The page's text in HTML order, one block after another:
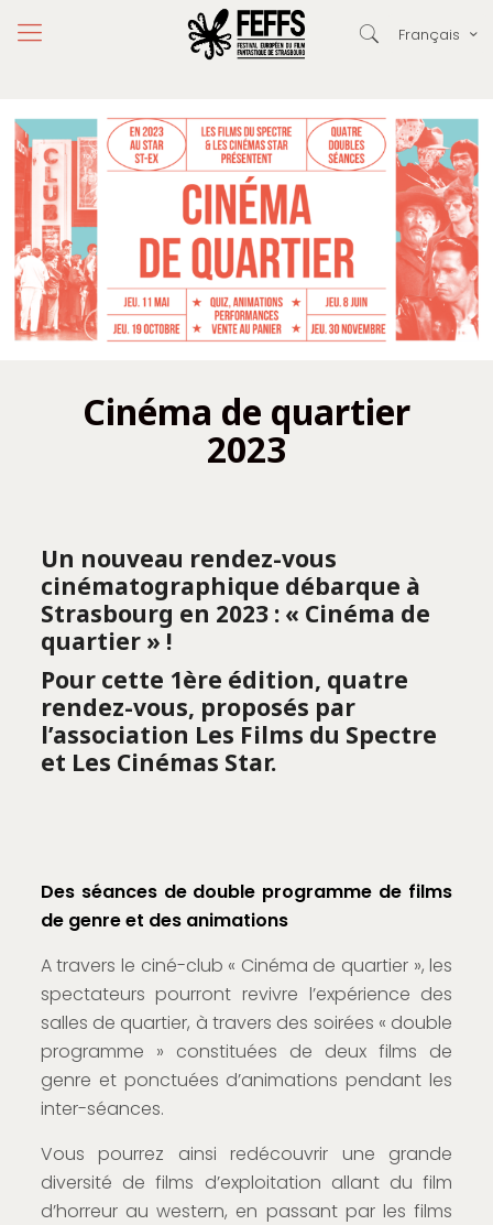
Français
Cinéma de quartier
2023
Un nouveau rendez-vous
cinématographique débarque à
Strasbourg en 2023 : « Cinéma de
quartier » !
Pour cette 1ère édition, quatre
rendez-vous, proposés par
l’association Les Films du Spectre
et Les Cinémas Star.
Des séances de double programme de films
de genre et des animations
A travers le ciné-club « Cinéma de quartier », les
spectateurs pourront revivre l’expérience des
salles de quartier, à travers des soirées « double
programme » constituées de deux films de
genre et ponctuées d’animations pendant les
inter-séances.
Vous pourrez ainsi redécouvrir une grande
diversité de films d’exploitation allant du film
d’horreur au western, en passant par les films